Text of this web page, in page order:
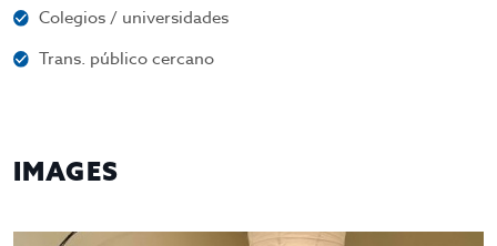
Colegios / universidades
Trans. público cercano
IMAGES